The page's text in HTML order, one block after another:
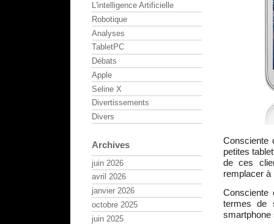
Consciente
petites
de ces
remplacer à
termes de
smartphone
L'intelligence Artificielle
Robotique
Analyses
TabletPC
Débats
Apple
Seline X
Divertissements
Divers
Archives
juin 2026
avril 2026
janvier 2026
octobre 2025
juin 2025